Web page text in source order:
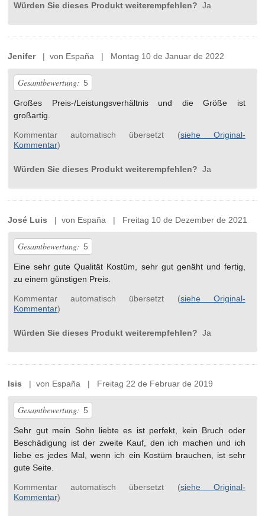
Würden Sie dieses Produkt weiterempfehlen? Ja
Jenifer| von España | Montag 10 de Januar de 2022
Gesamtbewertung: 5
Großes Preis-/Leistungsverhältnis und die Größe ist
großartig.
Kommentar automatisch übersetzt (siehe Original-
Kommentar)
Würden Sie dieses Produkt weiterempfehlen? Ja
José Luis | von España | Freitag 10 de Dezember de 2021
Gesamtbewertung: 5
Eine sehr gute Qualität Kostüm, sehr gut genäht und fertig,
zu einem günstigen Preis.
Kommentar automatisch übersetzt (siehe Original-
Kommentar)
Würden Sie dieses Produkt weiterempfehlen? Ja
Isis | von España | Freitag 22 de Februar de 2019
Gesamtbewertung: 5
Sehr gut mein Sohn liebte es ist perfekt, kein Bruch oder
Beschädigung ist der zweite Kauf, den ich machen und ich
liebe es jedes Mal, wenn ich ein Kostüm brauchen, ist sehr
gute Seite.
Kommentar automatisch übersetzt (siehe Original-
Kommentar)